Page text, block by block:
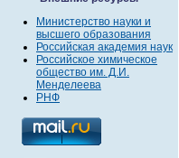
Министерство науки и
высшего образования
Российская академия наук
Российское химическое
общество им. Д.И.
Менделеева
РНФ